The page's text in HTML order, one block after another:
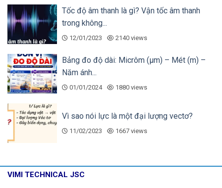
Kết nối mặt bích là một trong những phương pháp
kết nối được sử dụng rộng rãi trong các ứng dụng
Tốc độ âm thanh là gì? Vận tốc âm thanh
trong không...
12/01/2023 2140 views
Bảng đo độ dài: Micrôm (µm) – Mét (m) –
Năm ánh...
01/01/2024 1880 views
Vì sao nói lực là một đại lượng vectơ?
11/02/2023 1667 views
VIMI TECHNICAL JSC